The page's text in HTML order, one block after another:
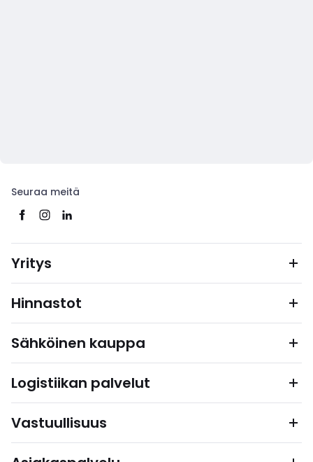
Seuraa meitä
Yritys
Hinnastot
Sähköinen kauppa
Logistiikan palvelut
Vastuullisuus